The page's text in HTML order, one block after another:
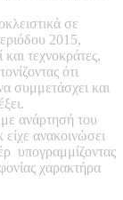
σε
2015,
τεχνοκράτες,
ότι
συμμετάσχει και
ανάρτησή του
ανακοινώσει
υπογραμμίζοντας
χαρακτήρα